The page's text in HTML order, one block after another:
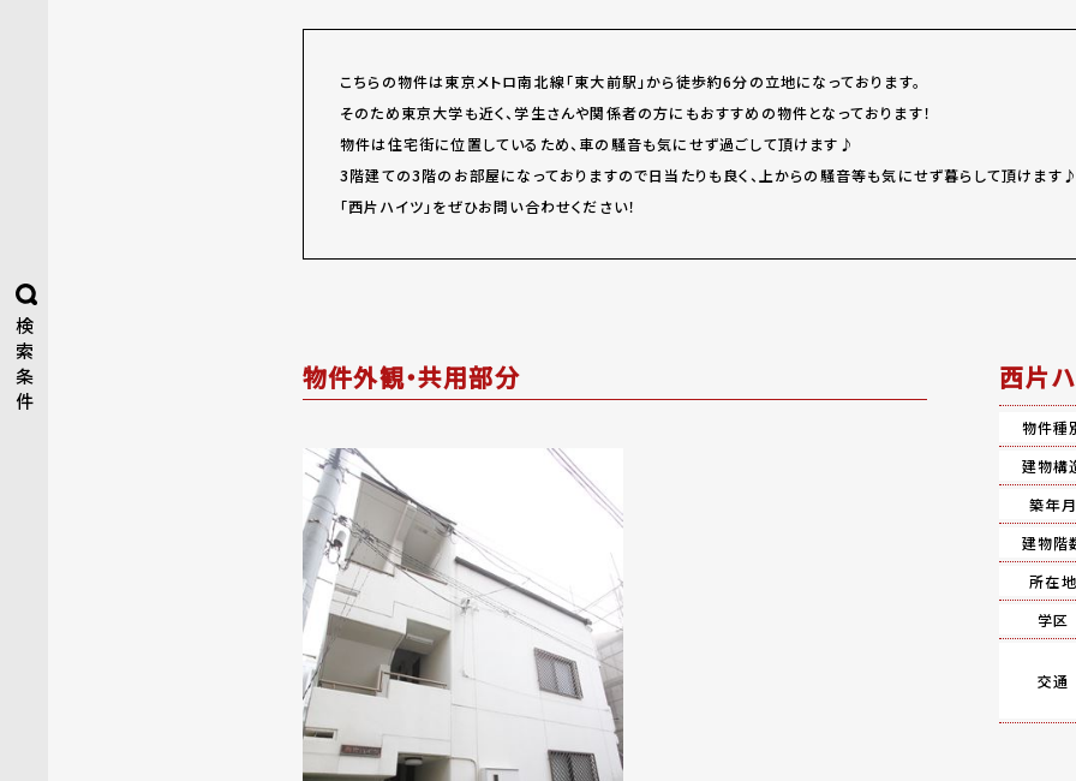
検
索
条
件
こちらの物件は東京メトロ南北線「東大前駅」から徒歩約6分の立地になっております。
そのため東京大学も近く、学生さんや関係者の方にもおすすめの物件となっております！
物件は住宅街に位置しているため、車の騒音も気にせず過ごして頂けます♪
3階建ての3階のお部屋になっておりますので日当たりも良く、上からの騒音等も気にせず暮らして頂けます
「西片ハイツ」をぜひお問い合わせください！
物件外観・共用部分 西片
物件種
建物構
築年月
建物階
所在地
学区
交通